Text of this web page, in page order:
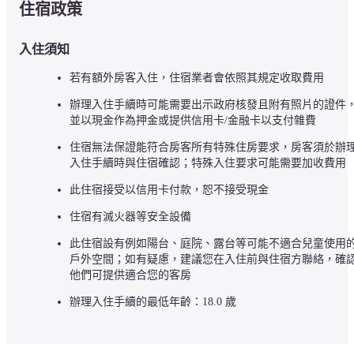
住宿政策
入住須知
若有額外房客入住，住宿業者會依照其規定收取費用
辦理入住手續時可能需要出示政府核發且附有照片的證件
並以現金作為押金或提供信用卡/金融卡以支付雜費
住宿無法保證能符合房客所有特殊住房要求，房客須於辦
入住手續時與住宿確認；特殊入住要求可能需要加收費用
此住宿接受以信用卡付款，恕不接受現金
住宿有滅火器等安全設備
此住宿設有例如陽台、庭院、露台等可能不適合兒童使用
戶外空間；如有疑慮，建議您在入住前與住宿方聯絡，確
他們可提供適合您的客房
辦理入住手續的最低年齡：18.0 歲